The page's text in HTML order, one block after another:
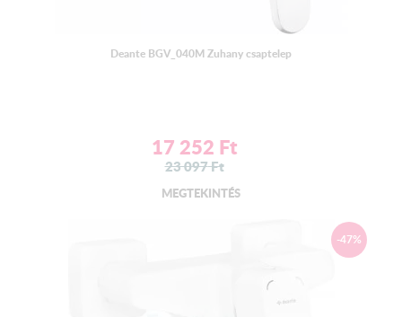
Deante BGV_040M Zuhany csaptelep
17 252 Ft
23 097Ft
MEGTEKINTÉS
-47%